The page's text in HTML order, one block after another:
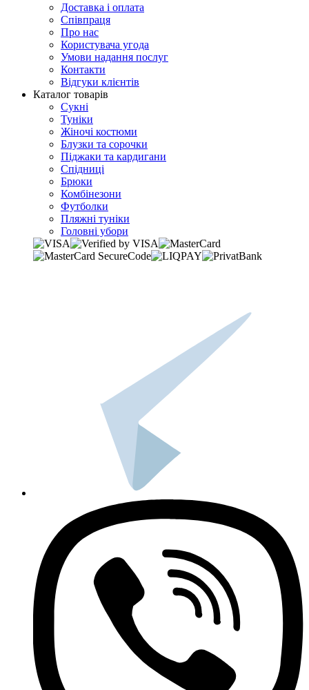
Доставка і оплата
Співпраця
Про нас
Користувача угода
Умови надання послуг
Контакти
Відгуки клієнтів
Каталог товарів
Сукні
Туніки
Жіночі костюми
Блузки та сорочки
Піджаки та кардигани
Спідниці
Брюки
Комбінезони
Футболки
Пляжні туніки
Головні убори